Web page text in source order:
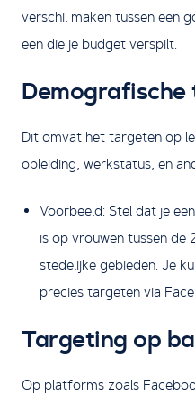
verschil maken tussen een
een die je budget verspilt.
Dit omvat het targeten op
opleiding, werkstatus, en
Voorbeeld: Stel dat je
is op vrouwen tussen de
stedelijke gebieden. Je
precies targeten via
Targeting op
Op platforms zoals